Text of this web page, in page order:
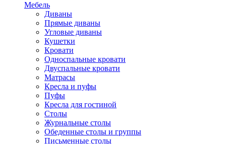
Мебель
Диваны
Прямые диваны
Угловые диваны
Кушетки
Кровати
Односпальные кровати
Двуспальные кровати
Матрасы
Кресла и пуфы
Пуфы
Кресла для гостиной
Столы
Журнальные столы
Обеденные столы и группы
Письменные столы